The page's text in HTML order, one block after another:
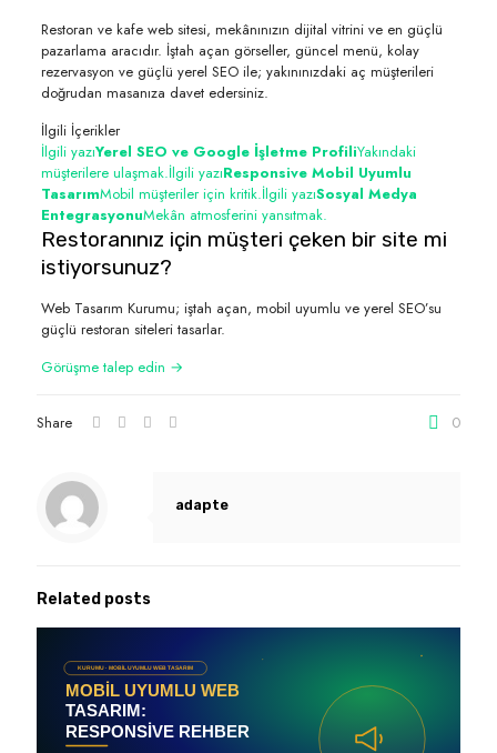
Restoran ve kafe web sitesi, mekânınızın dijital vitrini ve en güçlü
pazarlama aracıdır. İştah açan görseller, güncel menü, kolay
rezervasyon ve güçlü yerel SEO ile; yakınınızdaki aç müşterileri
doğrudan masanıza davet edersiniz.
İlgili İçerikler
İlgili yazıYerel SEO ve Google İşletme ProfiliYakındaki
müşterilere ulaşmak.İlgili yazıResponsive Mobil Uyumlu
TasarımMobil müşteriler için kritik.İlgili yazıSosyal Medya
EntegrasyonuMekân atmosferini yansıtmak.
Restoranınız için müşteri çeken bir site mi
istiyorsunuz?
Web Tasarım Kurumu; iştah açan, mobil uyumlu ve yerel SEO’su
güçlü restoran siteleri tasarlar.
Görüşme talep edin →
Share 0
adapte
Related posts